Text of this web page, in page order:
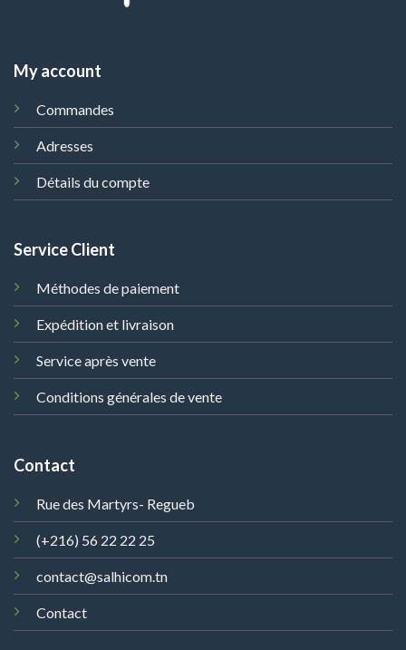
My account
Commandes
Adresses
Détails du compte
Service Client
Méthodes de paiement
Expédition et livraison
Service après vente
Conditions générales de vente
Contact
Rue des Martyrs- Regueb
(+216) 56 22 22 25
contact@salhicom.tn
Contact